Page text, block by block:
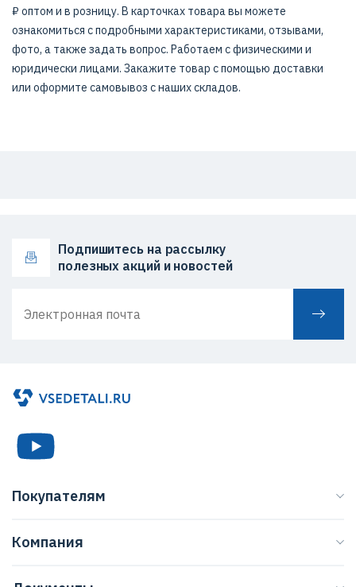
₽ оптом и в розницу. В карточках товара вы можете
ознакомиться с подробными характеристиками, отзывами,
фото, а также задать вопрос. Работаем с физическими и
юридически лицами. Закажите товар с помощью доставки
или оформите самовывоз с наших складов.
Подпишитесь на рассылку
полезных акций и новостей
Бренды
Покупателям
Компания